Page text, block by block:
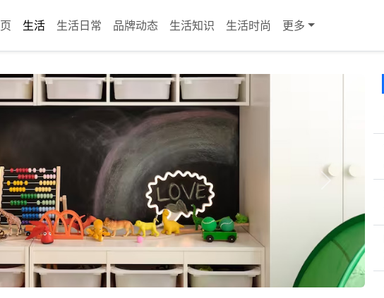
生活 生活日常 品牌动态 生活知识 生活时尚 更多